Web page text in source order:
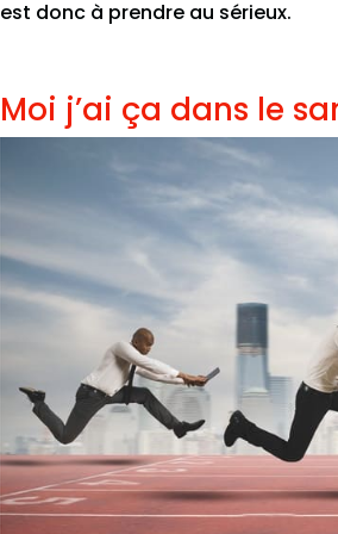
est donc à prendre au sérieux.
Moi j’ai ça dans le